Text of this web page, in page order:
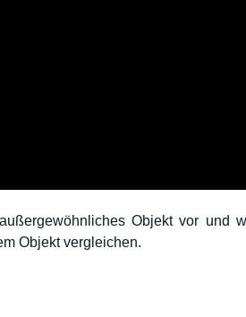
Objekt vor und
Objekt vergleichen.